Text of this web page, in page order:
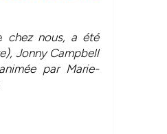
chez nous, a été
Jonny Campbell
par Marie-